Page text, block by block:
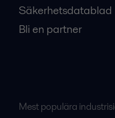
Säkerhetsdatablad
Bli en partner
Mest populära